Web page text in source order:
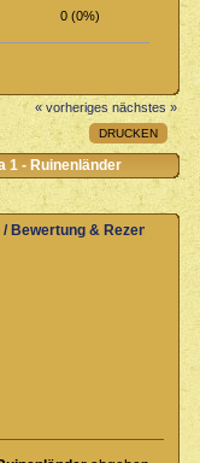
0 (0%)
« vorheriges nächstes »
DRUCKEN
1 - Ruinenländer
3757 mal)
& Rezensionen